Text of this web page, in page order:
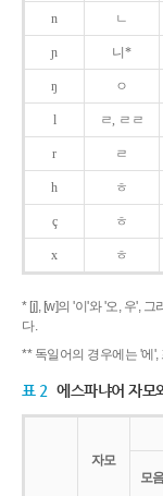
n ㄴ
ɲ 니*
ŋ ㅇ
l ㄹ, ㄹㄹ
r ㄹ
h ㅎ
ç ㅎ
x ㅎ
* [j], [w]의 '이'와 '오, 우',
다.
** 독일어의 경우에는 '에
표 2 에스파냐어 자모
자모
모